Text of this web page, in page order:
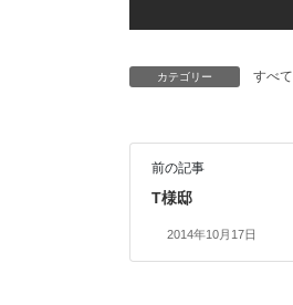
カテゴリー すべて
前の記事
T様邸
2014年10月17日